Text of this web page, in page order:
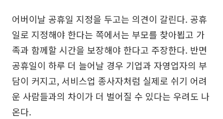
어버이날 공휴일 지정을 두고는 의견이 갈린다. 공휴
일로 지정해야 한다는 쪽에서는 부모를 찾아뵙고 가
족과 함께할 시간을 보장해야 한다고 주장한다. 반면
공휴일이 하루 더 늘어날 경우 기업과 자영업자의 부
담이 커지고, 서비스업 종사자처럼 실제로 쉬기 어려
운 사람들과의 차이가 더 벌어질 수 있다는 우려도 나
온다.